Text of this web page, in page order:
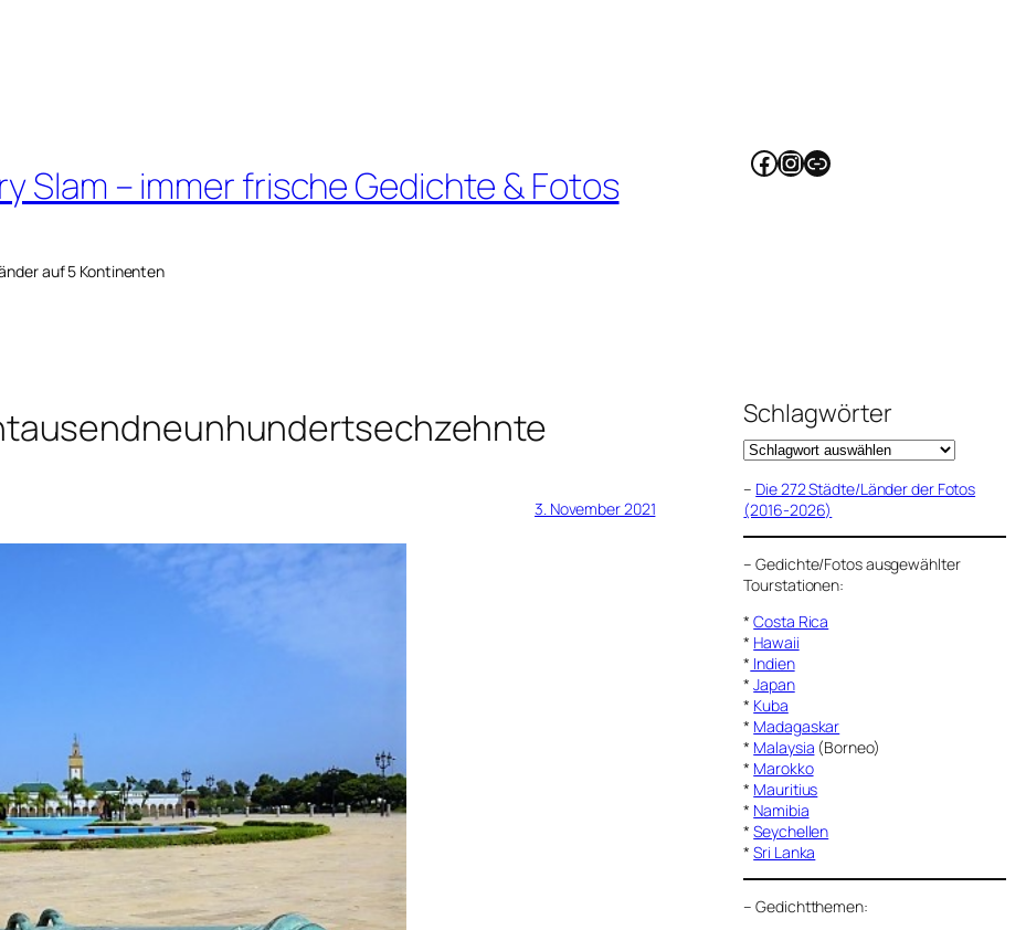
Slam – immer frische Gedichte & Fotos
auf 5 Kontinenten
Facebook
Instagram
Link
3. November 2021
Schlagwörter
– Die 272 Städte/Länder der Fotos
(2016-2026)
–Gedichte/Fotos ausgewählter
Tourstationen:
*Costa Rica
* Hawaii
* Indien
*Japan
* Kuba
* Madagaskar
* Malaysia (Borneo)
* Marokko
* Mauritius
* Namibia
*Seychellen
*Sri Lanka
–Gedichtthemen: